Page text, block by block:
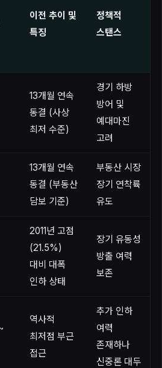
이전 추이 및
특징
정책적
스탠스
13개월 연속
동결 (사상
최저 수준)
경기 하방
방어 및
예대마진
고려
13개월 연속
동결 (부동산
담보 기준)
부동산 시장
장기 연착륙
유도
2011년 고점
(21.5%)
대비 대폭
인하 상태
장기 유동성
방출 여력
보존
역사적
최저점 부근
접근
추가 인하
여력
존재하나
신중론 대두